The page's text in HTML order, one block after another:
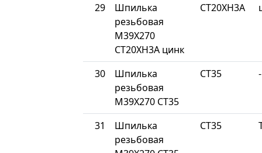
29
Шпилька
резьбовая
М39Х270
СТ20ХН3А цинк
СТ20ХН3А
30
Шпилька
резьбовая
М39Х270 СТ35
СТ35 -
31
Шпилька
резьбовая
СТ35